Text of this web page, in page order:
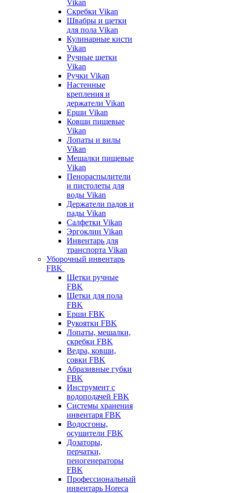
Vikan
Скребки Vikan
Швабры и щетки
для пола Vikan
Кулинарные кисти
Vikan
Ручные щетки
Vikan
Ручки Vikan
Настенные
крепления и
держатели Vikan
Ерши Vikan
Ковши пищевые
Vikan
Лопаты и вилы
Vikan
Мешалки пищевые
Vikan
Пенораспылители
и пистолеты для
воды Vikan
Держатели падов и
пады Vikan
Салфетки Vikan
Эргоклин Vikan
Инвентарь для
транспорта Vikan
Уборочный инвентарь
FBK
Щетки ручные
FBK
Щетки для пола
FBK
Ерши FBK
Рукоятки FBK
Лопаты, мешалки,
скребки FBK
Ведра, ковши,
совки FBK
Абразивные губки
FBK
Инструмент с
водоподачей FBK
Системы хранения
инвентаря FBK
Водосгоны,
осушители FBK
Дозаторы,
перчатки,
пеногенераторы
FBK
Профессиональный
инвентарь Horeca